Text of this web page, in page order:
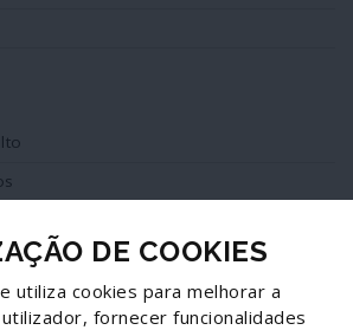
DE COOKIES
utiliza cookies para melhorar a
fornecer funcionalidades